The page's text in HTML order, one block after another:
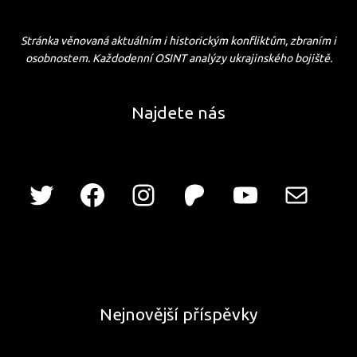
Stránka věnovaná aktuálním i historickým konfliktům, zbraním i
osobnostem. Každodenní OSINT analýzy ukrajinského bojiště.
Najdete nás
Nejnovější příspěvky